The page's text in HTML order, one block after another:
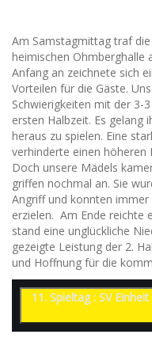
Am Samstagmittag traf die
heimischen Ohmberghalle
Anfang an zeichnete sich
Vorteilen für die Gäste.
Schwierigkeiten mit der 3-
ersten Halbzeit. Es gelang
heraus zu spielen. Eine
verhinderte einen höheren
Doch unsere Mädels
griffen nochmal an. Sie
Angriff und konnten
erzielen. Am Ende reichte
stand eine unglückliche
gezeigte Leistung der 2.
und Hoffnung für die
11. Spieltag : SV Einheit